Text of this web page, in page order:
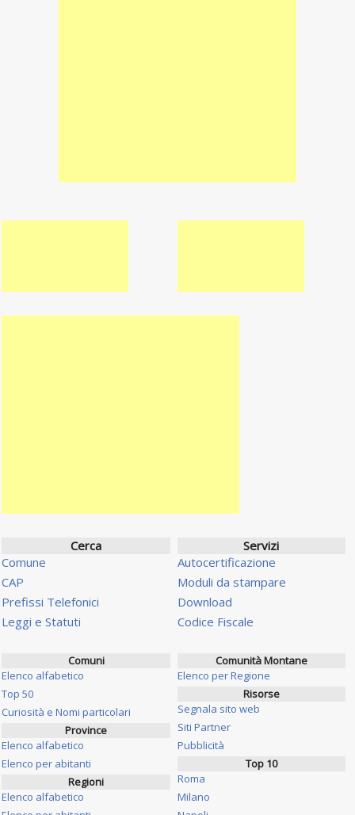
Cerca
Comune
CAP
Prefissi Telefonici
Leggi e Statuti
Servizi
Autocertificazione
Moduli da stampare
Download
Codice Fiscale
Comuni
Elenco alfabetico
Top 50
Curiosità e Nomi particolari
Province
Elenco alfabetico
Elenco per abitanti
Regioni
Elenco alfabetico
Comunità Montane
Elenco per Regione
Risorse
Segnala sito web
Siti Partner
Pubblicità
Top 10
Roma
Milano